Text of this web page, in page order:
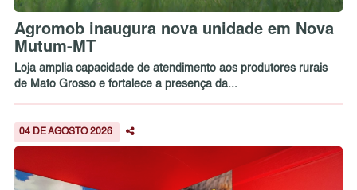
Agromob inaugura nova unidade em Nova
Mutum-MT
Loja amplia capacidade de atendimento aos produtores rurais
de Mato Grosso e fortalece a presença da...
04 DE AGOSTO 2026